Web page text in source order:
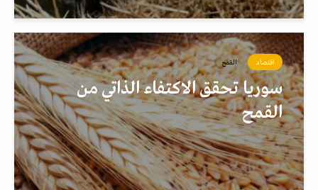
اقتصاد القمح
سوريا تحقق الاكتفاء الذاتي من
القمح